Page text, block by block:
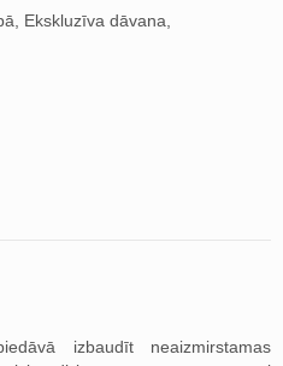
Ekskluzīva dāvana,
izbaudīt neaizmirstamas